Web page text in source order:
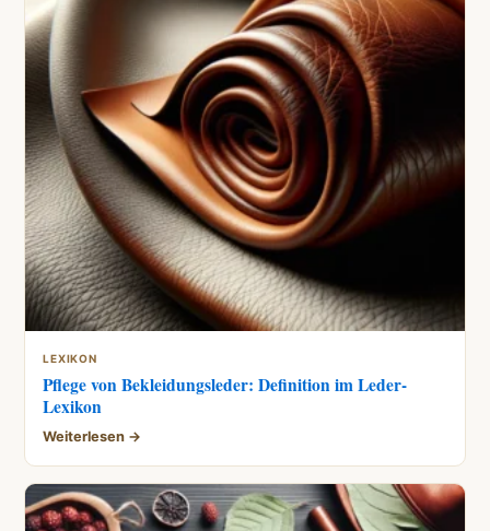
LEXIKON
Pflege von Bekleidungsleder: Definition im Leder-
Lexikon
Weiterlesen →